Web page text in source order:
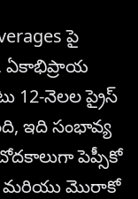
పై
ఏకాభిప్రాయ
12-నెలల ప్రైస్
ఇది సంభావ్య
చోదకాలుగా పెప్సీకో
మరియు మొరాకో